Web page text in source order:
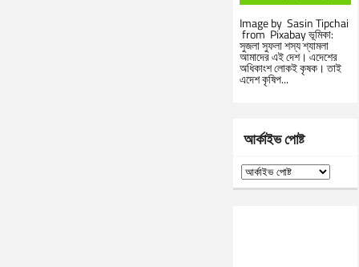
Image by Sasin Tipchai
from Pixabay ভূমিকা:
সুজলা সুফলা শস্য শ্যামলা
আমাদের এই দেশ। এদেশের
অধিকাংশ লোকই কৃষক। তাই
এদেশ কৃষিপ...
আর্কাইভ পোষ্ট